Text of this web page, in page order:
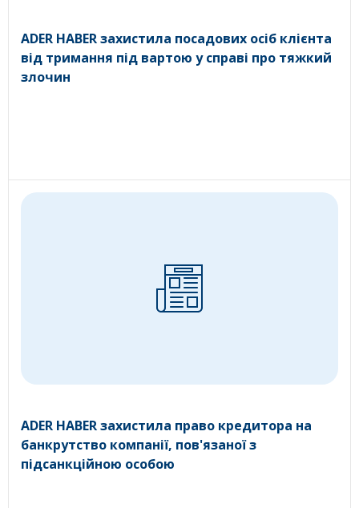
ADER HABER захистила посадових осіб клієнта
від тримання під вартою у справі про тяжкий
злочин
ADER HABER захистила право кредитора на
банкрутство компанії, пов'язаної з
підсанкційною особою